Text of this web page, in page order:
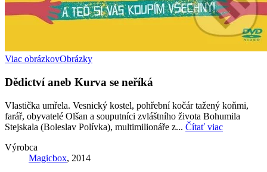
Viac obrázkovObrázky
Dědictví aneb Kurva se neříká
Vlastička umřela. Vesnický kostel, pohřební kočár tažený koňmi,
farář, obyvatelé Olšan a souputníci zvláštního života Bohumila
Stejskala (Boleslav Polívka), multimilionáře z... Čítať viac
Výrobca
Magicbox, 2014